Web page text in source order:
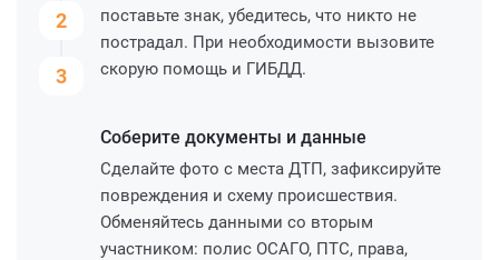
2
3
поставьте знак, убедитесь, что никто не
пострадал. При необходимости вызовите
скорую помощь и ГИБДД.
Соберите документы и данные
Сделайте фото с места ДТП, зафиксируйте
повреждения и схему происшествия.
Обменяйтесь данными со вторым
участником: полис ОСАГО, ПТС, права,